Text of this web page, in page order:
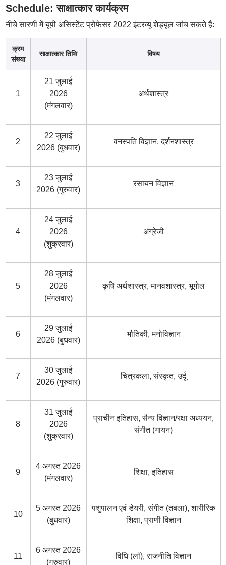
Schedule: साक्षात्कार कार्यक्रम
नीचे सारणी में यूपी असिस्टेंट प्रोफेसर 2022 इंटरव्यू शेड्यूल जांच सकते हैं:
क्रम
संख्या
साक्षात्कार तिथि विषय
1
21 जुलाई
2026
(मंगलवार)
अर्थशास्त्र
2
22 जुलाई
2026 (बुधवार)
वनस्पति विज्ञान, दर्शनशास्त्र
3
23 जुलाई
2026 (गुरुवार)
रसायन विज्ञान
4
24 जुलाई
2026
(शुक्रवार)
अंग्रेजी
5
28 जुलाई
2026
(मंगलवार)
कृषि अर्थशास्त्र, मानवशास्त्र, भूगोल
6
29 जुलाई
2026 (बुधवार)
भौतिकी, मनोविज्ञान
7
30 जुलाई
2026 (गुरुवार)
चित्रकला, संस्कृत, उर्दू
8
31 जुलाई
2026
(शुक्रवार)
प्राचीन इतिहास, सैन्य विज्ञान/रक्षा अध्ययन,
संगीत (गायन)
9
4 अगस्त 2026
(मंगलवार)
शिक्षा, इतिहास
10
5 अगस्त 2026
(बुधवार)
पशुपालन एवं डेयरी, संगीत (तबला), शारीरिक
शिक्षा, प्राणी विज्ञान
11
6 अगस्त 2026
(गुरुवार)
विधि (लॉ), राजनीति विज्ञान